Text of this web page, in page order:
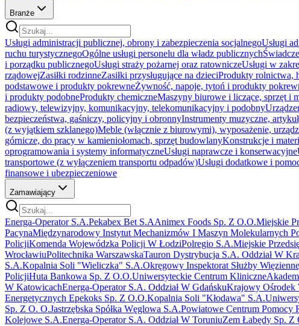
Branże
Usługi administracji publicznej, obrony i zabezpieczenia socjalnegoUsługi
ruchu turystycznegoOgólne usługi personelu dla władz publicznych
i porządku publicznegoUsługi straży pożarnej oraz ratowniczeUsługi w
rządowejZasiłki rodzinneZasiłki przysługujące na dzieciProdukty rolnictwa,
podstawowe i produkty pokrewneŻywność, napoje, tytoń i produkty
i produkty podobneProdukty chemiczneMaszyny biurowe i liczące, sprzęt i
radiowy, telewizyjny, komunikacyjny, telekomunikacyjny i podobny
bezpieczeństwa, gaśniczy, policyjny i obronnyInstrumenty muzyczne,
(z wyjątkiem szklanego)Meble (włącznie z biurowymi), wyposażenie,
górnicze, do pracy w kamieniołomach, sprzęt budowlanyKonstrukcje i
oprogramowania i systemy informatyczneUsługi naprawcze i konserwacyjne
transportowe (z wyłączeniem transportu odpadów)Usługi dodatkowe i
finansowe i ubezpieczeniowe
Zamawiający
Energa-Operator S.A.Pekabex Bet S.AAnimex Foods Sp. Z O.O.Miejskie
PacynaMiędzynarodowy Instytut Mechanizmów I Maszyn Molekularnych
PolicjiKomenda Wojewódzka Policji W ŁodziPolregio S.A.Miejskie
WrocławiuPolitechnika WarszawskaTauron Dystrybucja S.A. Oddział W
S.A.Kopalnia Soli "Wieliczka" S.A.Okręgowy Inspektorat Służby
PolicjiHuta Bankowa Sp. Z O.O.Uniwersyteckie Centrum Kliniczne
W KatowicachEnerga-Operator S.A. Oddział W GdańskuKrajowy Ośrodek
Energetycznych Epekoks Sp. Z O.O.Kopalnia Soli "Kłodawa" S.A.
Sp. Z O. O.Jastrzębska Spółka Węglowa S.A.Powiatowe Centrum Pomocy
Kolejowe S.A.Energa-Operator S.A. Oddział W ToruniuZem Łabędy Sp. Z